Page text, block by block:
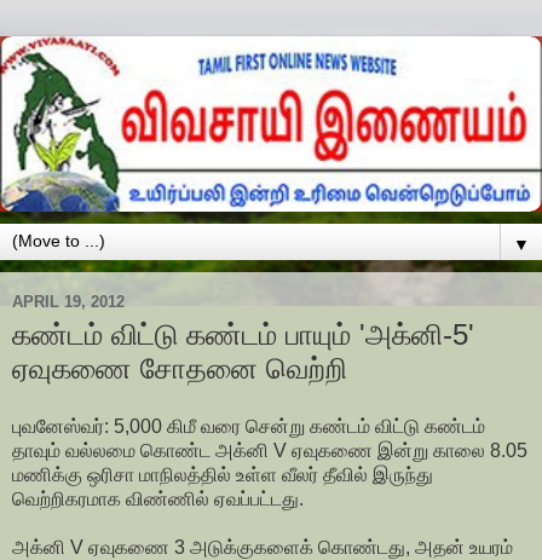
▼
APRIL 19, 2012
கண்டம் விட்டு கண்டம் பாயும் 'அக்னி-5'
ஏவுகணை சோதனை வெற்றி
புவனேஸ்வர்: 5,000 கிமீ வரை சென்று கண்டம் விட்டு கண்டம்
தாவும் வல்லமை கொண்ட அக்னி V ஏவுகணை இன்று காலை 8.05
மணிக்கு ஒரிசா மாநிலத்தில் உள்ள வீலர் தீவில் இருந்து
வெற்றிகரமாக விண்ணில் ஏவப்பட்டது.
அக்னி V ஏவுகணை 3 அடுக்குகளைக் கொண்டது, அதன் உயரம்